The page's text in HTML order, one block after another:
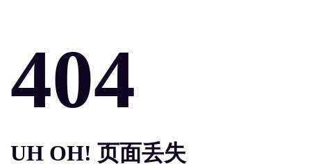
404
UH OH! 页面丢失